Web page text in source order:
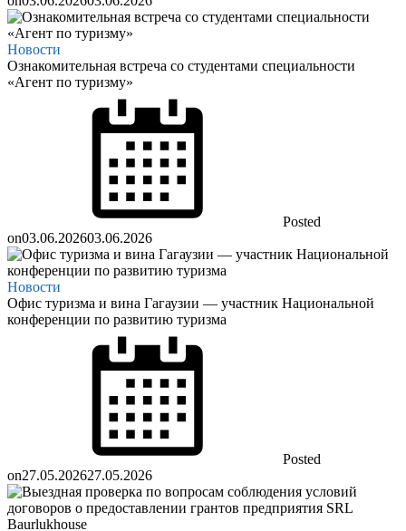
Новости
Ознакомительная встреча со студентами специальности
«Агент по туризму»
Posted
on03.06.202603.06.2026
Новости
Офис туризма и вина Гагаузии — участник Национальной
конференции по развитию туризма
Posted
on27.05.202627.05.2026